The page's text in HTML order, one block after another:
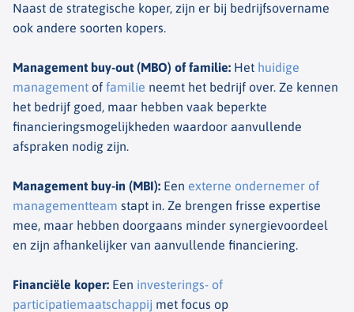
Naast de strategische koper, zijn er bij bedrijfsovername
ook andere soorten kopers.
Management buy-out (MBO) of familie: Het huidige
management of familie neemt het bedrijf over. Ze kennen
het bedrijf goed, maar hebben vaak beperkte
financieringsmogelijkheden waardoor aanvullende
afspraken nodig zijn.
Management buy-in (MBI): Een externe ondernemer of
managementteam stapt in. Ze brengen frisse expertise
mee, maar hebben doorgaans minder synergievoordeel
en zijn afhankelijker van aanvullende financiering.
Financiële koper: Een investerings- of
participatiemaatschappij met focus op